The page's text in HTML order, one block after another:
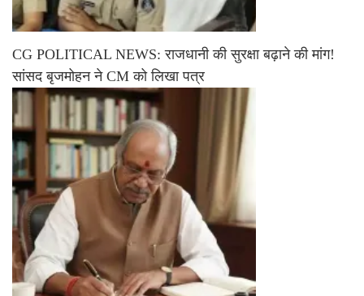
CG POLITICAL NEWS: राजधानी की सुरक्षा बढ़ाने की मांग!
सांसद बृजमोहन ने CM को लिखा पत्र